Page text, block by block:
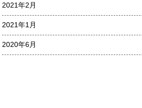
2021年2月
2021年1月
2020年6月